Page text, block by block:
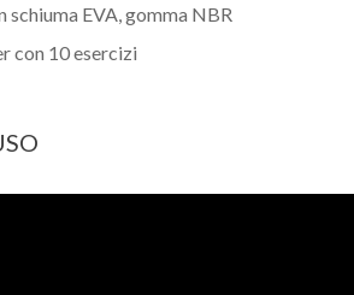
EVA, gomma NBR
con 10 esercizi